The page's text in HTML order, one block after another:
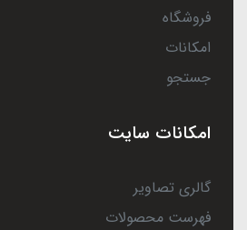
فروشگاه
امکانات
جستجو
امکانات سایت
گالری تصاویر
فهرست محصولات